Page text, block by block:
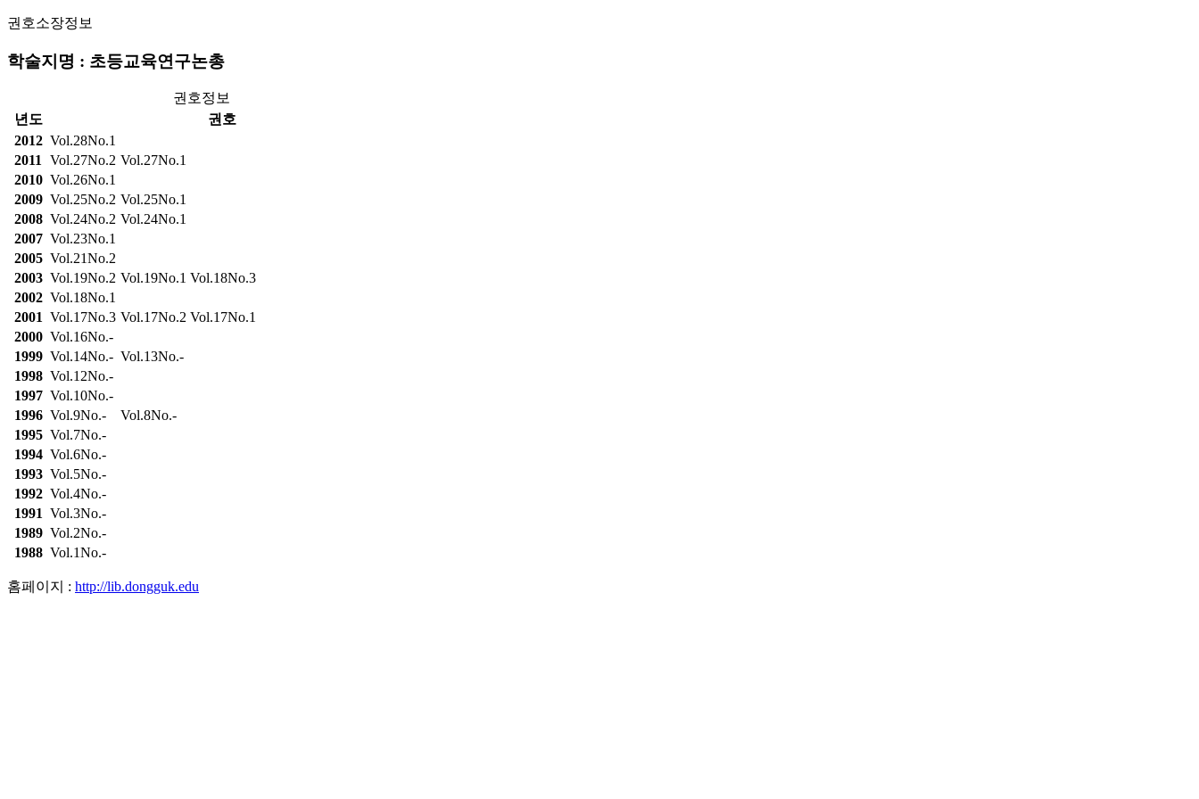
권호소장정보
학술지명 : 초등교육연구논총
권호정보
년도
권호
2012 Vol.28No.1
2011 Vol.27No.2 Vol.27No.1
2010 Vol.26No.1
2009 Vol.25No.2 Vol.25No.1
2008 Vol.24No.2 Vol.24No.1
2007 Vol.23No.1
2005 Vol.21No.2
2003 Vol.19No.2 Vol.19No.1 Vol.18No.3
2002 Vol.18No.1
2001 Vol.17No.3 Vol.17No.2 Vol.17No.1
2000 Vol.16No.-
1999 Vol.14No.- Vol.13No.-
1998 Vol.12No.-
1997 Vol.10No.-
1996 Vol.9No.-
Vol.8No.-
1995 Vol.7No.-
1994 Vol.6No.-
1993 Vol.5No.-
1992 Vol.4No.-
1991 Vol.3No.-
1989 Vol.2No.-
1988 Vol.1No.-
홈페이지 : http://lib.dongguk.edu